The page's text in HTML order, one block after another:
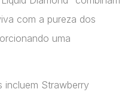
com a pureza dos
uma
incluem Strawberry